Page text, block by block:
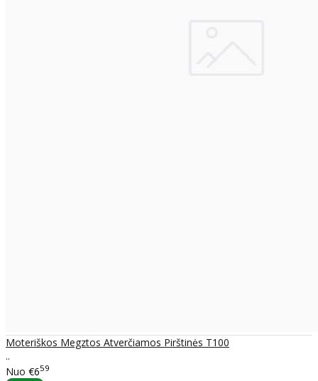
Moteriškos Megztos Atverčiamos Pirštinės T100
..
Nuo €659